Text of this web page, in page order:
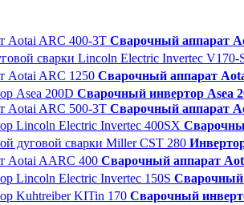
Сварочный аппарат
Сварочный аппарат
Сварочный инвертор Asea
Сварочный аппарат
Сварочный аппарат
Сварочный
Сварочный